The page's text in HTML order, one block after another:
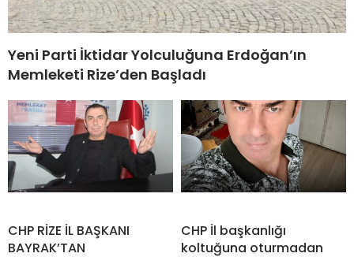
Yeni Parti İktidar Yolculuğuna Erdoğan’ın
Memleketi Rize’den Başladı
CHP RİZE İL BAŞKANI
BAYRAK’TAN
CHP İl başkanlığı
koltuğuna oturmadan